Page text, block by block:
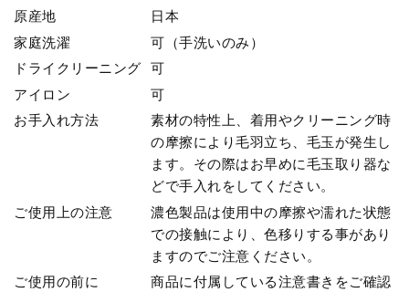
原産地
日本
家庭洗濯
可（手洗いのみ）
ドライクリーニング
可
アイロン
可
お手入れ方法
素材の特性上、着用やクリーニング時
の摩擦により毛羽立ち、毛玉が発生し
ます。その際はお早めに毛玉取り器な
どで手入れをしてください。
ご使用上の注意
濃色製品は使用中の摩擦や濡れた状態
での接触により、色移りする事があり
ますのでご注意ください。
ご使用の前に
商品に付属している注意書きをご確認